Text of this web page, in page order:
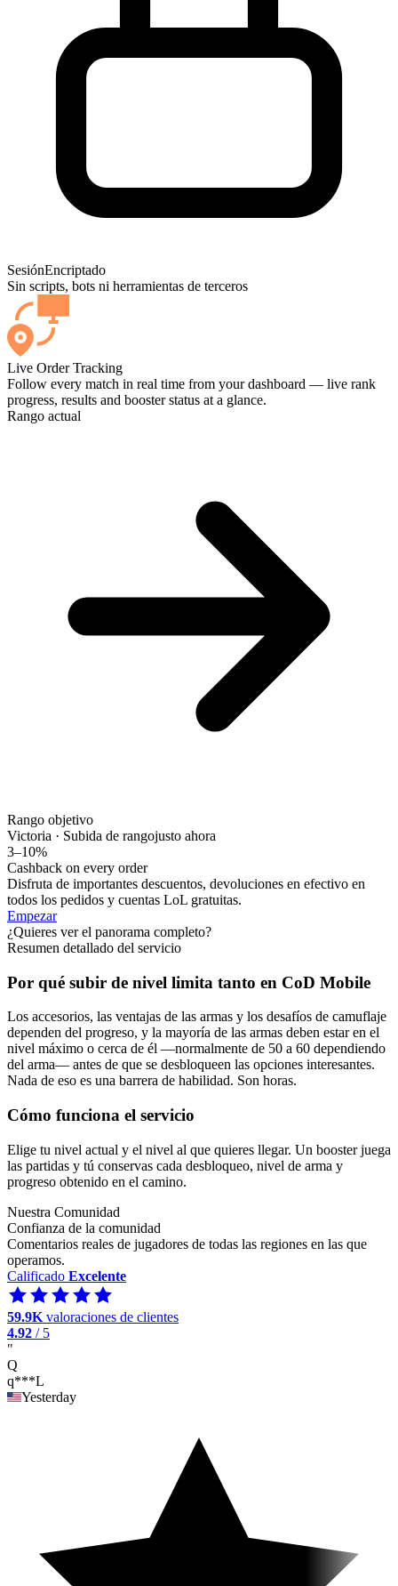
SesiónEncriptado
Sin scripts, bots ni herramientas de terceros
Live Order Tracking
Follow every match in real time from your dashboard — live rank
progress, results and booster status at a glance.
Rango actual
Rango objetivo
Victoria · Subida de rangojusto ahora
3–10%
Cashback on every order
Disfruta de importantes descuentos, devoluciones en efectivo en
todos los pedidos y cuentas LoL gratuitas.
Empezar
¿Quieres ver el panorama completo?
Resumen detallado del servicio
Por qué subir de nivel limita tanto en CoD Mobile
Los accesorios, las ventajas de las armas y los desafíos de camuflaje
dependen del progreso, y la mayoría de las armas deben estar en el
nivel máximo o cerca de él —normalmente de 50 a 60 dependiendo
del arma— antes de que se desbloqueen las opciones interesantes.
Nada de eso es una barrera de habilidad. Son horas.
Cómo funciona el servicio
Elige tu nivel actual y el nivel al que quieres llegar. Un booster juega
las partidas y tú conservas cada desbloqueo, nivel de arma y
progreso obtenido en el camino.
Nuestra Comunidad
Confianza de la comunidad
Comentarios reales de jugadores de todas las regiones en las que
operamos.
Calificado Excelente
59.9K valoraciones de clientes
4.92 / 5
"
Q
q***L
Yesterday